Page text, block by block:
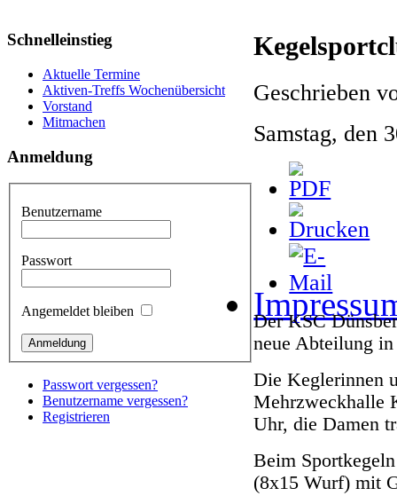
Geschrieben
Samstag, den
Der KSC
neue Abteilung
Die Keglerinnen
Mehrzweckhalle
Uhr, die Damen
Beim
(8x15 Wurf) mit
Schnelleinstieg
Aktuelle Termine
Aktiven-Treffs Wochenübersicht
Vorstand
Mitmachen
Anmeldung
Benutzername
Passwort
Angemeldet bleiben
Passwort vergessen?
Benutzername vergessen?
Registrieren